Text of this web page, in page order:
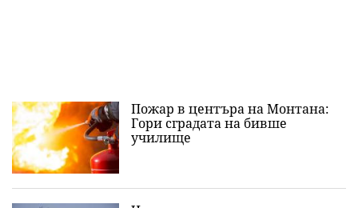
Пожар в центъра на Монтана:
Гори сградата на бивше
училище